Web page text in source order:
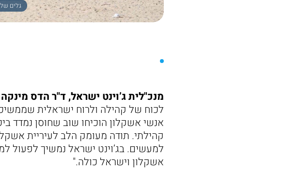
גלים
מנכ"לית ג’וינט ישראל, ד"ר הדס
לכוח של קהילה ולרוח ישראלית
אנשי אשקלון הוכיחו שוב שחוסן נמדד
קהילתי. תודה מעומק הלב לעיריית
למעשים. בג’וינט ישראל נמשיך לפעול
אשקלון וישראל כולה."